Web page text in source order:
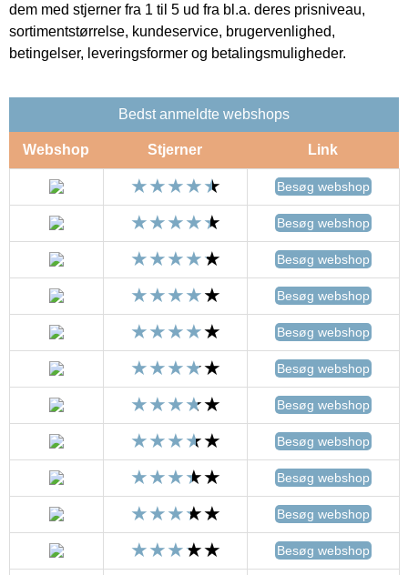
dem med stjerner fra 1 til 5 ud fra bl.a. deres prisniveau,
sortimentstørrelse, kundeservice, brugervenlighed,
betingelser, leveringsformer og betalingsmuligheder.
Bedst anmeldte webshops
Webshop Stjerner Link
Besøg webshop
Besøg webshop
Besøg webshop
Besøg webshop
Besøg webshop
Besøg webshop
Besøg webshop
Besøg webshop
Besøg webshop
Besøg webshop
Besøg webshop